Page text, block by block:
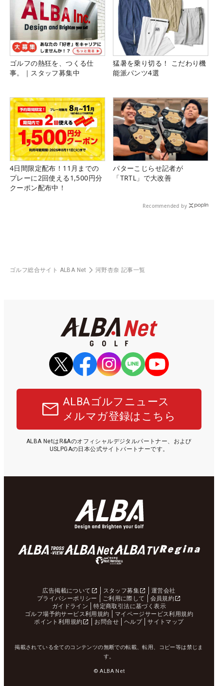
ゴルフの熱狂を、つくる仕
事。｜スタッフ募集中
猛暑を乗り切る！ こだわり機
能派パンツ4選
4日間限定配布！11月までの
プレーに2回使える1,500円分
クーポン配布中！
パターこじらせ記者が
「TRTL」で大改善
Recommended by
ゴルフ総合サイト ALBA Net 河野杏奈 記事一覧
ALBAゴルフニュース
メルマガ登録はこちら
ALBA NetはR&Aのオフィシャルデジタルパートナー、および
USLPGAの日本公式サイトパートナーです。
広告掲載について スタッフ募集
運営会社
プライバシーポリシー
ご利用に際して
会員規約
ガイドライン
特定商取引法に基づく表示
ゴルフ場予約サービス利用規約
マイページサービス利用規約
ポイント利用規約
お問合せ ヘルプ サイトマップ
掲載されている全てのコンテンツの無断での転載、転用、コピー等は禁じま
す。
© ALBA Net